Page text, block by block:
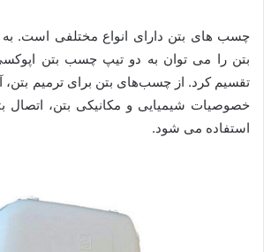
چسب های بتن دارای انواع مختلفی است.
بتن را می ‌توان به دو تیپ چسب بتن
تقسیم کرد. از چسب‌های بتن برای ترمیم بتن،
خصوصیات شیمیایی و مکانیکی بتن، اتصال
استفاده می شود.